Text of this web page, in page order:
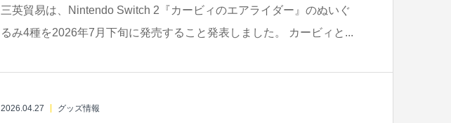
三英貿易は、Nintendo Switch 2『カービィのエアライダー』のぬいぐ
るみ4種を2026年7月下旬に発売すること発表しました。 カービィと...
2026.04.27 グッズ情報